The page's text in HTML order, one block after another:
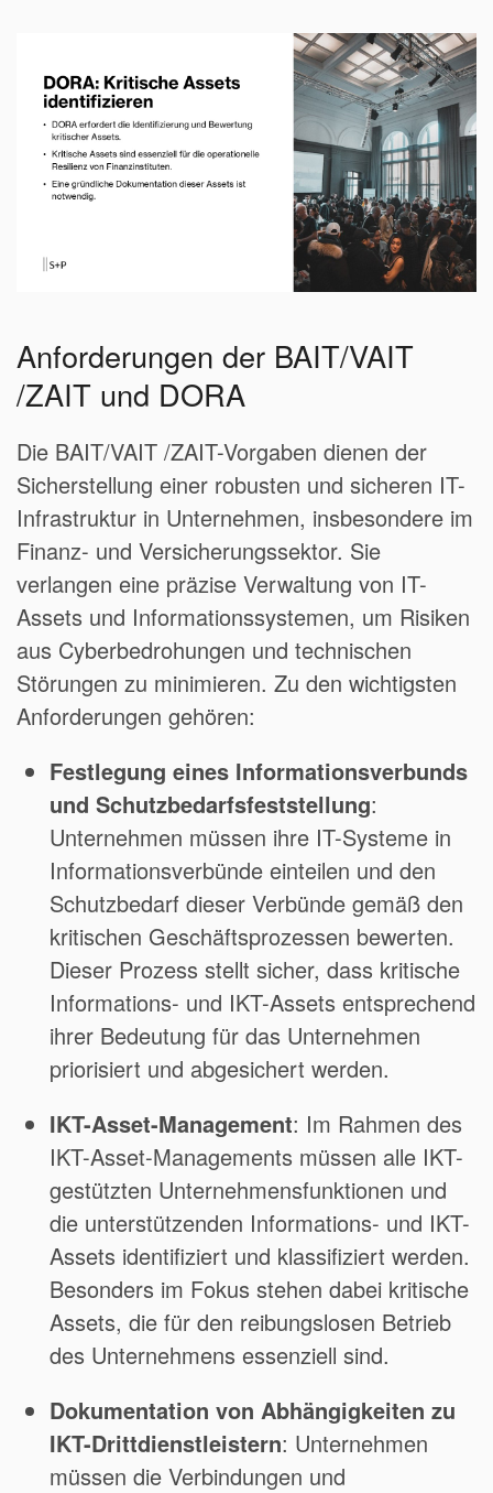
Anforderungen der BAIT/VAIT
/ZAIT und DORA
Die BAIT/VAIT /ZAIT-Vorgaben dienen der
Sicherstellung einer robusten und sicheren IT-
Infrastruktur in Unternehmen, insbesondere im
Finanz- und Versicherungssektor. Sie
verlangen eine präzise Verwaltung von IT-
Assets und Informationssystemen, um Risiken
aus Cyberbedrohungen und technischen
Störungen zu minimieren. Zu den wichtigsten
Anforderungen gehören:
Festlegung eines Informationsverbunds
und Schutzbedarfsfeststellung:
Unternehmen müssen ihre IT-Systeme in
Informationsverbünde einteilen und den
Schutzbedarf dieser Verbünde gemäß den
kritischen Geschäftsprozessen bewerten.
Dieser Prozess stellt sicher, dass kritische
Informations- und IKT-Assets entsprechend
ihrer Bedeutung für das Unternehmen
priorisiert und abgesichert werden.
IKT-Asset-Management: Im Rahmen des
IKT-Asset-Managements müssen alle IKT-
gestützten Unternehmensfunktionen und
die unterstützenden Informations- und IKT-
Assets identifiziert und klassifiziert werden.
Besonders im Fokus stehen dabei kritische
Assets, die für den reibungslosen Betrieb
des Unternehmens essenziell sind.
Dokumentation von Abhängigkeiten zu
IKT-Drittdienstleistern: Unternehmen
müssen die Verbindungen und